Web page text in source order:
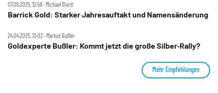
07.05.2025, 12:58 ‧ Michael Diertl
Barrick Gold: Starker Jahresauftakt und Namensänderung
24.04.2025, 13:03 ‧ Markus Bußler
Goldexperte Bußler: Kommt jetzt die große Silber‑Rally?
Mehr Empfehlungen